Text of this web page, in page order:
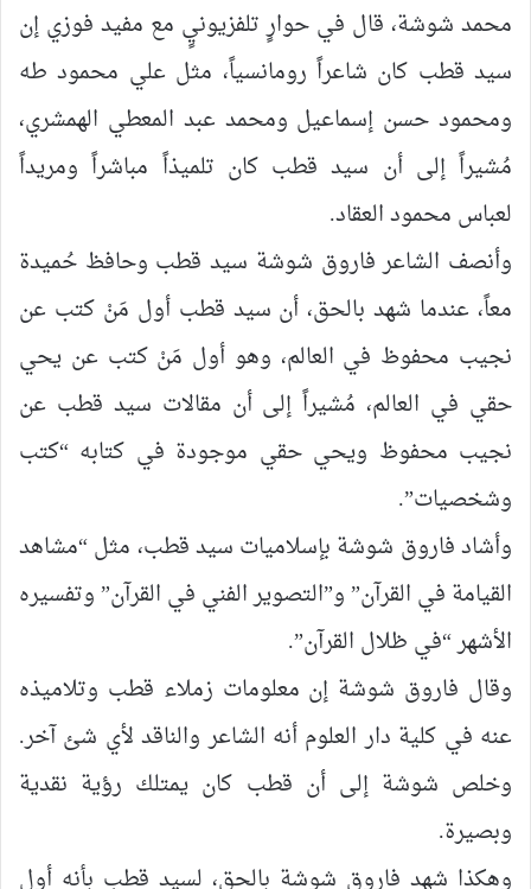
محمد شوشة، قال في حوارٍ تلفزيونيٍ مع مفيد فوزي إن
سيد قطب كان شاعراً رومانسياً، مثل علي محمود طه
ومحمود حسن إسماعيل ومحمد عبد المعطي الهمشري،
مُشيراً إلى أن سيد قطب كان تلميذاً مباشراً ومريداً
لعباس محمود العقاد.
وأنصف الشاعر فاروق شوشة سيد قطب وحافظ حُميدة
معاً، عندما شهد بالحق، أن سيد قطب أول مَنْ كتب عن
نجيب محفوظ في العالم، وهو أول مَنْ كتب عن يحي
حقي في العالم، مُشيراً إلى أن مقالات سيد قطب عن
نجيب محفوظ ويحي حقي موجودة في كتابه “كتب
وشخصيات”.
وأشاد فاروق شوشة بإسلاميات سيد قطب، مثل “مشاهد
القيامة في القرآن” و”التصوير الفني في القرآن” وتفسيره
الأشهر “في ظلال القرآن”.
وقال فاروق شوشة إن معلومات زملاء قطب وتلاميذه
عنه في كلية دار العلوم أنه الشاعر والناقد لأي شئ آخر.
وخلص شوشة إلى أن قطب كان يمتلك رؤية نقدية
وبصيرة.
وهكذا شهد فاروق شوشة بالحق، لسيد قطب بأنه أول